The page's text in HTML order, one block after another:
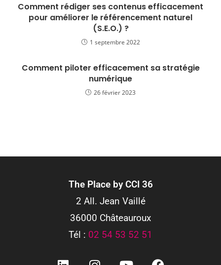
Comment rédiger ses contenus efficacement
pour améliorer le référencement naturel
(S.E.O.) ?
1 septembre 2022
Comment piloter efficacement sa stratégie
numérique
26 février 2023
The Place by CCI 36
2 All. Jean Vaillé
36000 Châteauroux
Tél : 02 54 53 52 51